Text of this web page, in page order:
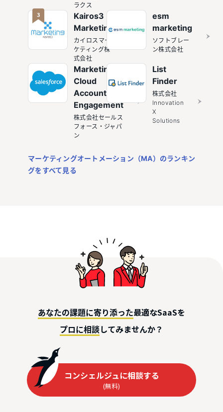
ラクス
3
Kairos3
Marketing
カイロスマー
ケティング株
式会社
esm
marketing
ソフトブレー
ン株式会社
Marketing
Cloud
Account
Engagement
株式会社セールス
フォース・ジャパ
ン
List
Finder
株式会社
Innovation
X
Solutions
マーケティングオートメーション（MA）のランキン
グをすべて見る
あなたの課題に寄り添った最適なSaaSを
プロに相談してみませんか？
コンシェルジュに相談する
(無料)